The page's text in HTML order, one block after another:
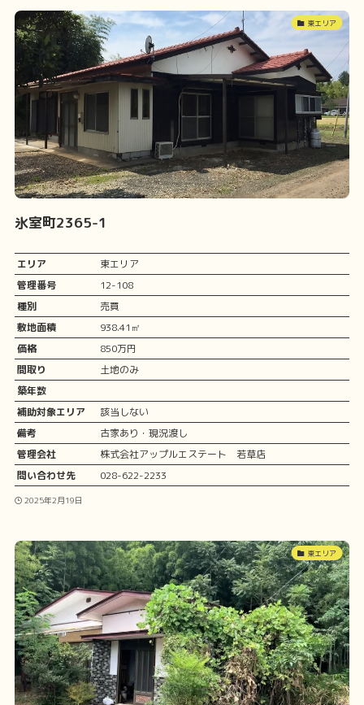
東エリア
氷室町2365-1
エリア
東エリア
管理番号
12-108
種別
売買
敷地面積
938.41㎡
価格
850万円
間取り
土地のみ
築年数
補助対象エリア
該当しない
備考
古家あり・現況渡し
管理会社
株式会社アップルエステート 若草店
問い合わせ先
028-622-2233
2025年2月19日
東エリア